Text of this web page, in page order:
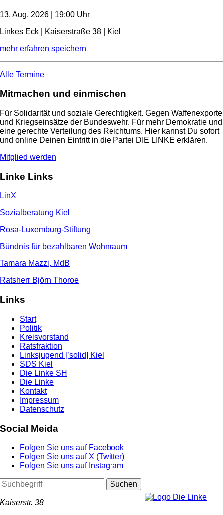
13. Aug. 2026 | 19:00 Uhr
Linkes Eck | Kaiserstraße 38 | Kiel
mehr erfahren speichern
Alle Termine
Mitmachen und einmischen
Für Solidarität und soziale Gerechtigkeit. Gegen Waffenexporte
und Kriegseinsätze der Bundeswehr. Für mehr Demokratie und
eine gerechte Verteilung des Reichtums. Hier kannst Du sofort
und online Deinen Eintritt in die Partei DIE LINKE erklären.
Mitglied werden
Linke Links
LinX
Sozialberatung Kiel
Rosa-Luxemburg-Stiftung
Bündnis für bezahlbaren Wohnraum
Tamara Mazzi, MdB
Ratsherr Björn Thoroe
Links
Start
Politik
Kreisvorstand
Ratsfraktion
Linksjugend [’solid] Kiel
SDS Kiel
Die Linke SH
Die Linke
Kontakt
Impressum
Datenschutz
Social Meida
Folgen Sie uns auf Facebook
Folgen Sie uns auf X (Twitter)
Folgen Sie uns auf Instagram
Suchen
Kaiserstr. 38